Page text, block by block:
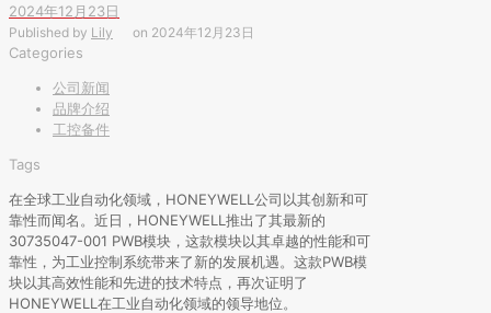
2024年12月23日
Published by Lily on 2024年12月23日
Categories
公司新闻
品牌介绍
工控备件
Tags
在全球工业自动化领域，HONEYWELL公司以其创新和可
靠性而闻名。近日，HONEYWELL推出了其最新的
30735047-001 PWB模块，这款模块以其卓越的性能和可
靠性，为工业控制系统带来了新的发展机遇。这款PWB模
块以其高效性能和先进的技术特点，再次证明了
HONEYWELL在工业自动化领域的领导地位。